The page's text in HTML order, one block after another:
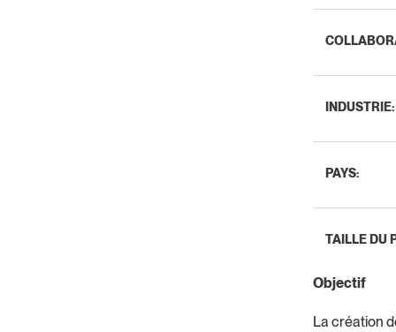
INDUSTRIE:
PAYS:
TAILLE DU
Objectif
La création